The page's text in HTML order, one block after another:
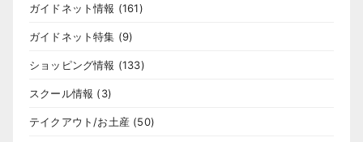
ガイドネット情報 (161)
ガイドネット特集 (9)
ショッピング情報 (133)
スクール情報 (3)
テイクアウト/お土産 (50)